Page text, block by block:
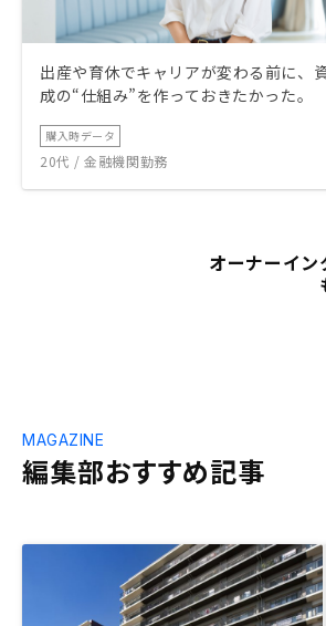
出産や育休でキャリアが変わる前に、
成の“仕組み”を作っておきたかった。
購入時データ
20代 / 金融機関勤務
オーナーイン
編集部おすすめ記事
MAGAZINE